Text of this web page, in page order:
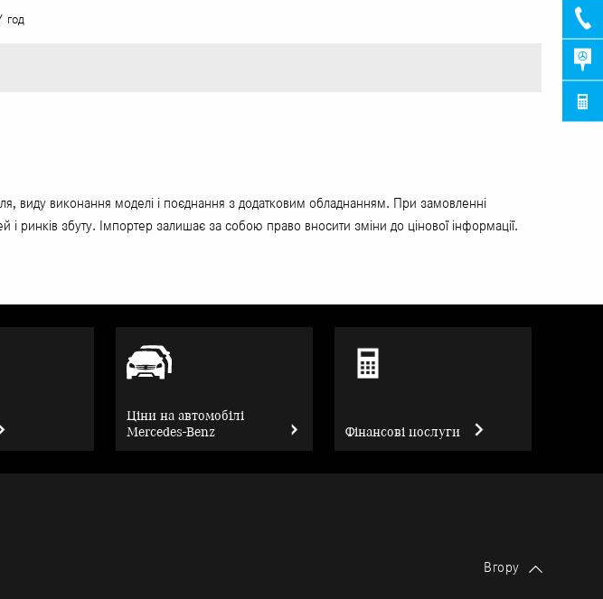
год
виду виконання моделі і поєднання з додатковим обладнанням. При замовленні
і ринків збуту. Імпортер залишає за собою право вносити зміни до цінової інформації.
Ціни на автомобілі
Mercedes-Benz
Фінансові послуги
Вгору